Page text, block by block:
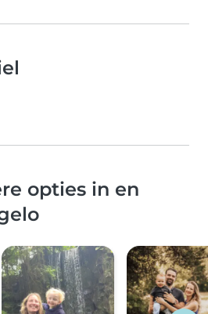
opties in en